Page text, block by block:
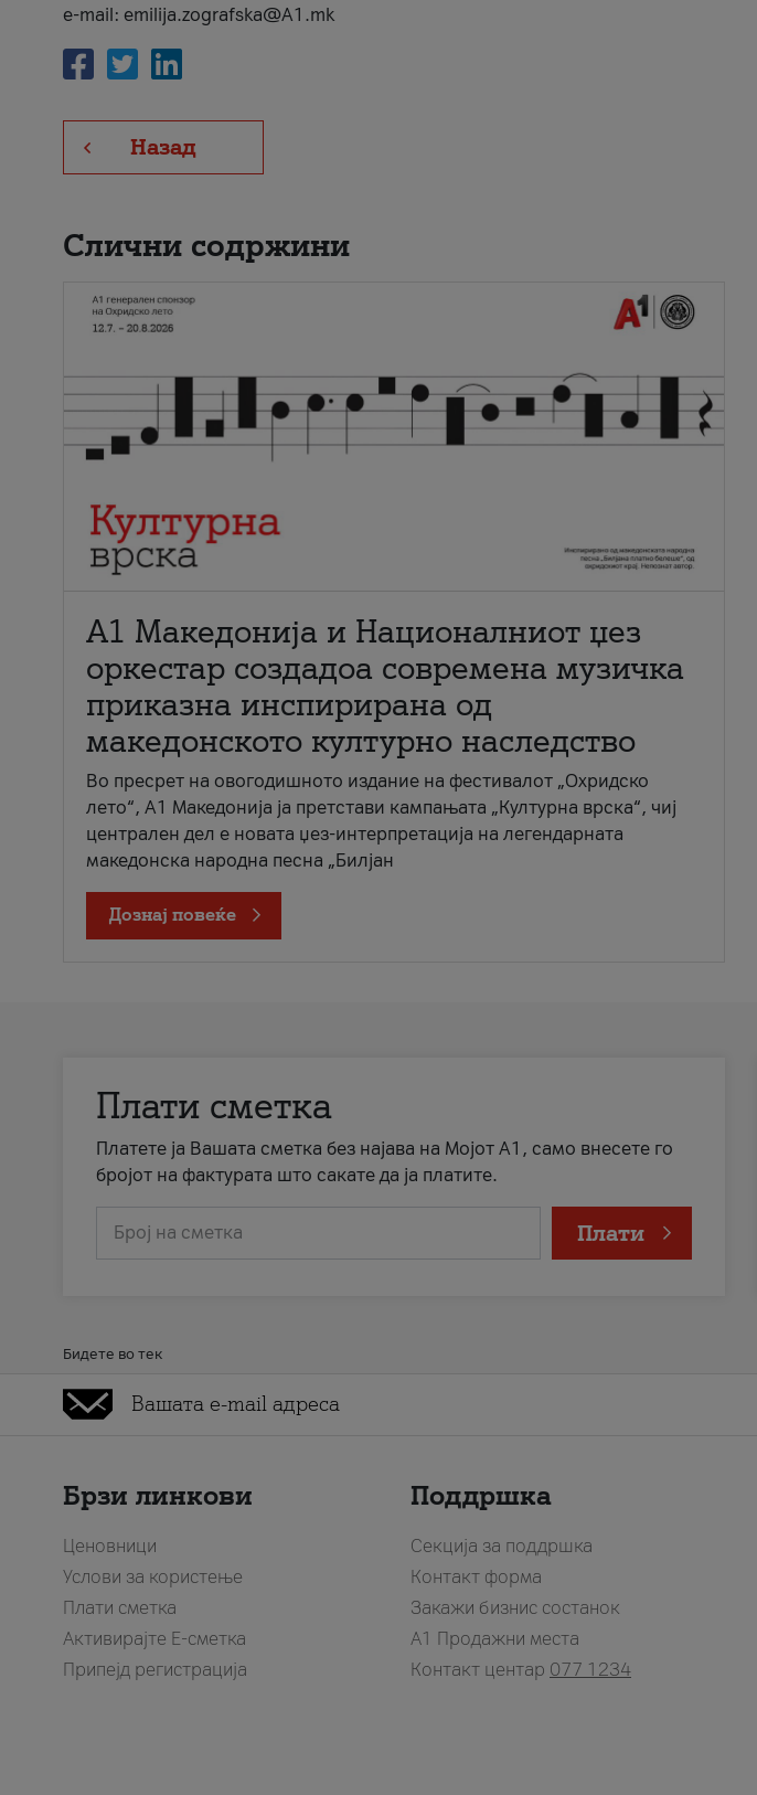
e-mail: emilija.zografska@A1.mk
Назад
Слични содржини
А1 Македонија и Националниот џез
оркестар создадоа современа музичка
приказна инспирирана од
македонското културно наследство
Во пресрет на овогодишното издание на фестивалот „Охридско
лето“, А1 Македонија ја претстави кампањата „Културна врска“, чиј
централен дел е новата џез-интерпретација на легендарната
македонска народна песна „Билјан
Дознај повеќе
Плати сметка
Платете ја Вашата сметка без најава на Мојот А1, само внесете го
бројот на фактурата што сакате да ја платите.
Број на сметка Плати
Бидете во тек
Брзи линкови
Ценовници
Услови за користење
Плати сметка
Активирајте Е-сметка
Припејд регистрација
Поддршка
Секција за поддршка
Контакт форма
Закажи бизнис состанок
A1 Продажни места
Контакт центар 077 1234